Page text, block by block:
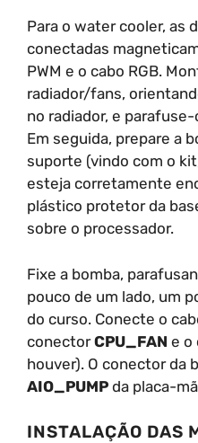
Para o water cooler, as
conectadas
PWM e o cabo RGB.
radiador/fans,
no radiador, e
Em seguida, prepare a
suporte (vindo com o
esteja corretamente
plástico protetor da
sobre o processador.
Fixe a bomba,
pouco de um lado, um
do curso. Conecte o
conectorCPU_FAN e o
houver). O conector da
AIO_PUMP da placa-
INSTALAÇÃO DAS